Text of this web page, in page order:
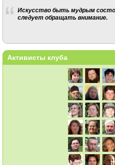
Искусство быть мудрым
следует обращать внимание.
Активисты клуба